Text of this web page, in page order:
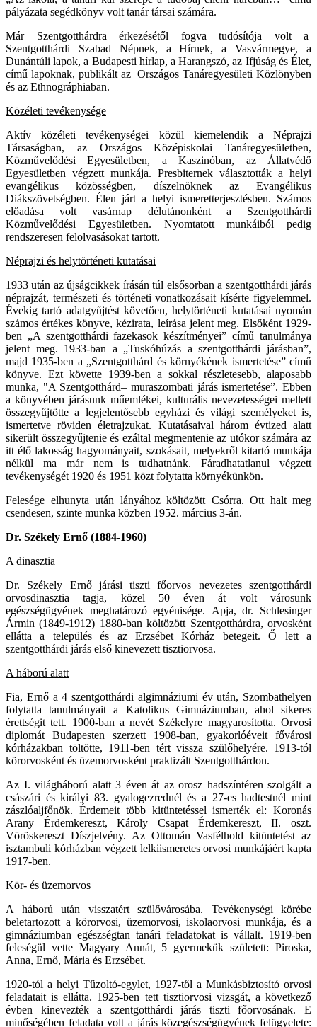
pályázata segédkönyv volt tanár társai számára.
Már Szentgotthárdra érkezésétől fogva tudósítója volt a
Szentgotthárdi Szabad Népnek, a Hírnek, a Vasvármegye, a
Dunántúli lapok, a Budapesti hírlap, a Harangszó, az Ifjúság és Élet,
című lapoknak, publikált az Országos Tanáregyesületi Közlönyben
és az Ethnográphiaban.
Közéleti tevékenysége
Aktív közéleti tevékenységei közül kiemelendik a Néprajzi
Társaságban, az Országos Középiskolai Tanáregyesületben,
Közművelődési Egyesületben, a Kaszinóban, az Állatvédő
Egyesületben végzett munkája. Presbiternek választották a helyi
evangélikus közösségben, díszelnöknek az Evangélikus
Diákszövetségben. Élen járt a helyi ismeretterjesztésben. Számos
előadása volt vasárnap délutánonként a Szentgotthárdi
Közművelődési Egyesületben. Nyomtatott munkáiból pedig
rendszeresen felolvasásokat tartott.
Néprajzi és helytörténeti kutatásai
1933 után az újságcikkek írásán túl elsősorban a szentgotthárdi járás
néprajzát, természeti és történeti vonatkozásait kísérte figyelemmel.
Évekig tartó adatgyűjtést követően, helytörténeti kutatásai nyomán
számos értékes könyve, kézirata, leírása jelent meg. Elsőként 1929-
ben „A szentgotthárdi fazekasok készítményei” című tanulmánya
jelent meg. 1933-ban a „Tuskóhúzás a szentgotthárdi járásban”,
majd 1935-ben a „Szentgotthárd és környékének ismertetése” című
könyve. Ezt követte 1939-ben a sokkal részletesebb, alaposabb
munka, "A Szentgotthárd– muraszombati járás ismertetése”. Ebben
a könyvében járásunk műemlékei, kulturális nevezetességei mellett
összegyűjtötte a legjelentősebb egyházi és világi személyeket is,
ismertetve röviden életrajzukat. Kutatásaival három évtized alatt
sikerült összegyűjtenie és ezáltal megmentenie az utókor számára az
itt élő lakosság hagyományait, szokásait, melyekről kitartó munkája
nélkül ma már nem is tudhatnánk. Fáradhatatlanul végzett
tevékenységét 1920 és 1951 közt folytatta környékünkön.
Felesége elhunyta után lányához költözött Csórra. Ott halt meg
csendesen, szinte munka közben 1952. március 3-án.
Dr. Székely Ernő (1884-1960)
A dinasztia
Dr. Székely Ernő járási tiszti főorvos nevezetes szentgotthárdi
orvosdinasztia tagja, közel 50 éven át volt városunk
egészségügyének meghatározó egyénisége. Apja, dr. Schlesinger
Ármin (1849-1912) 1880-ban költözött Szentgotthárdra, orvosként
ellátta a település és az Erzsébet Kórház betegeit. Ő lett a
szentgotthárdi járás első kinevezett tisztiorvosa.
A háború alatt
Fia, Ernő a 4 szentgotthárdi algimnáziumi év után, Szombathelyen
folytatta tanulmányait a Katolikus Gimnáziumban, ahol sikeres
érettségit tett. 1900-ban a nevét Székelyre magyarosította. Orvosi
diplomát Budapesten szerzett 1908-ban, gyakorlóéveit fővárosi
kórházakban töltötte, 1911-ben tért vissza szülőhelyére. 1913-tól
körorvosként és üzemorvosként praktizált Szentgotthárdon.
Az I. világháború alatt 3 éven át az orosz hadszíntéren szolgált a
császári és királyi 83. gyalogezrednél és a 27-es hadtestnél mint
zászlóaljfőnök. Érdemeit több kitüntetéssel ismerték el: Koronás
Arany Érdemkereszt, Károly Csapat Érdemkereszt, II. oszt.
Vöröskereszt Díszjelvény. Az Ottomán Vasfélhold kitüntetést az
isztambuli kórházban végzett lelkiismeretes orvosi munkájáért kapta
1917-ben.
Kör- és üzemorvos
A háború után visszatért szülővárosába. Tevékenységi körébe
beletartozott a körorvosi, üzemorvosi, iskolaorvosi munkája, és a
gimnáziumban egészségtan tanári feladatokat is vállalt. 1919-ben
feleségül vette Magyary Annát, 5 gyermekük született: Piroska,
Anna, Ernő, Mária és Erzsébet.
1920-tól a helyi Tűzoltó-egylet, 1927-től a Munkásbiztosító orvosi
feladatait is ellátta. 1925-ben tett tisztiorvosi vizsgát, a következő
évben kinevezték a szentgotthárdi járás tiszti főorvosának. E
minőségében feladata volt a járás közegészségügyének felügyelete: